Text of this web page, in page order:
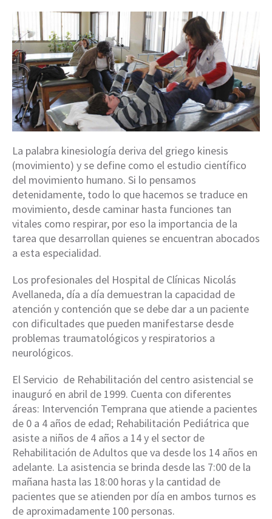
La palabra kinesiología deriva del griego kinesis
(movimiento) y se define como el estudio científico
del movimiento humano. Si lo pensamos
detenidamente, todo lo que hacemos se traduce en
movimiento, desde caminar hasta funciones tan
vitales como respirar, por eso la importancia de la
tarea que desarrollan quienes se encuentran abocados
a esta especialidad.
Los profesionales del Hospital de Clínicas Nicolás
Avellaneda, día a día demuestran la capacidad de
atención y contención que se debe dar a un paciente
con dificultades que pueden manifestarse desde
problemas traumatológicos y respiratorios a
neurológicos.
El Servicio de Rehabilitación del centro asistencial se
inauguró en abril de 1999. Cuenta con diferentes
áreas: Intervención Temprana que atiende a pacientes
de 0 a 4 años de edad; Rehabilitación Pediátrica que
asiste a niños de 4 años a 14 y el sector de
Rehabilitación de Adultos que va desde los 14 años en
adelante. La asistencia se brinda desde las 7:00 de la
mañana hasta las 18:00 horas y la cantidad de
pacientes que se atienden por día en ambos turnos es
de aproximadamente 100 personas.